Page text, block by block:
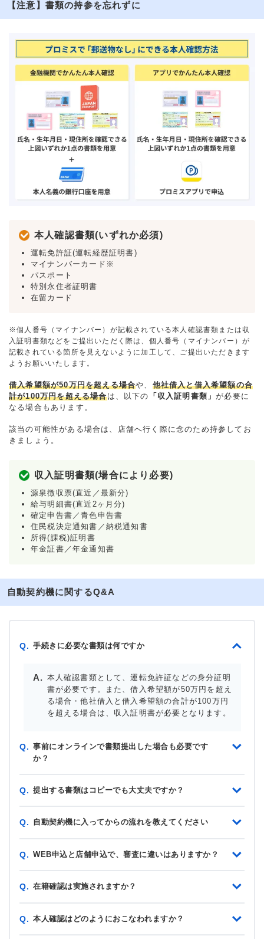
【注意】書類の持参を忘れずに
本人確認書類(いずれか必須)
運転免許証(運転経歴証明書)
マイナンバーカード※
パスポート
特別永住者証明書
在留カード
※個人番号（マイナンバー）が記載されている本人確認書類または収
入証明書類などをご提出いただく際は、個人番号（マイナンバー）が
記載されている箇所を見えないように加工して、ご提出いただきます
ようお願いいたします。
借入希望額が50万円を超える場合や、 他社借入と借入希望額の合
計が100万円を超える場合は、以下の 「収入証明書類」が必要に
なる場合もあります。
該当の可能性がある場合は、店舗へ行く際に念のため持参してお
きましょう。
収入証明書類(場合により必要)
源泉徴収票(直近／最新分)
給与明細書(直近2ヶ月分)
確定申告書／青色申告書
住民税決定通知書／納税通知書
所得(課税)証明書
年金証書／年金通知書
自動契約機に関するQ&A
Q. 手続きに必要な書類は何ですか
本人確認書類として、運転免許証などの身分証明
書が必要です。また、借入希望額が50万円を超え
る場合・他社借入と借入希望額の合計が100万円
を超える場合は、収入証明書が必要となります。
Q. 事前にオンラインで書類提出した場合も必要です
か？
Q. 提出する書類はコピーでも大丈夫ですか？
Q. 自動契約機に入ってからの流れを教えてください
Q. WEB申込と店舗申込で、審査に違いはありますか？
Q. 在籍確認は実施されますか？
Q. 本人確認はどのようにおこなわれますか？